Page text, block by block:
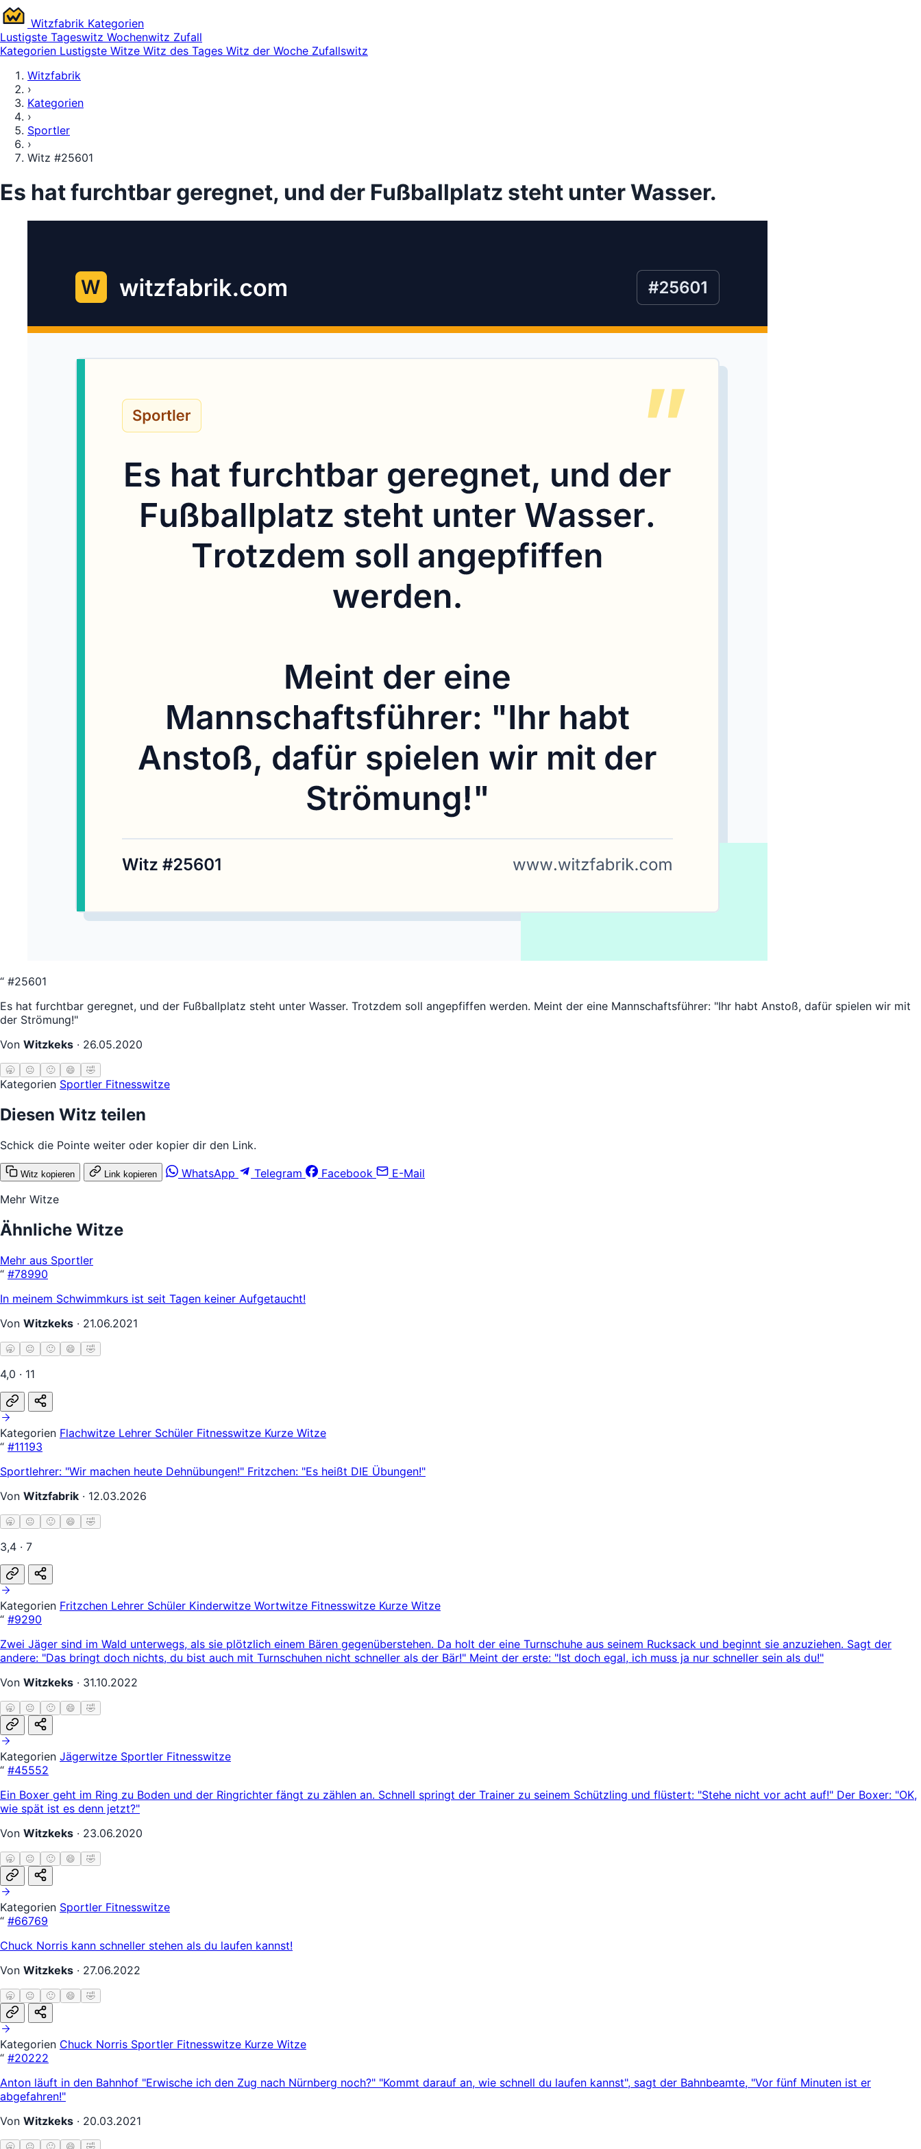
Witzfabrik Kategorien
Lustigste Tageswitz Wochenwitz Zufall
Kategorien Lustigste Witze Witz des Tages Witz der Woche Zufallswitz
Witzfabrik
›
Kategorien
›
Sportler
›
Witz #25601
Es hat furchtbar geregnet, und der Fußballplatz steht unter Wasser.
“ #25601
Es hat furchtbar geregnet, und der Fußballplatz steht unter Wasser. Trotzdem soll angepfiffen werden. Meint der eine Mannschaftsführer: "Ihr habt Anstoß, dafür spielen wir mit
der Strömung!"
Von Witzkeks · 26.05.2020
🥱 😐 🙂 😄 🤣
Kategorien Sportler Fitnesswitze
Diesen Witz teilen
Schick die Pointe weiter oder kopier dir den Link.
Witz kopieren Link kopieren WhatsApp Telegram Facebook
E-Mail
Mehr Witze
Ähnliche Witze
Mehr aus Sportler
“ #78990
In meinem Schwimmkurs ist seit Tagen keiner Aufgetaucht!
Von Witzkeks · 21.06.2021
🥱 😐 🙂 😄 🤣
4,0 · 11
Kategorien Flachwitze Lehrer Schüler Fitnesswitze Kurze Witze
“ #11193
Sportlehrer: "Wir machen heute Dehnübungen!" Fritzchen: "Es heißt DIE Übungen!"
Von Witzfabrik · 12.03.2026
🥱 😐 🙂 😄 🤣
3,4 · 7
Kategorien Fritzchen Lehrer Schüler Kinderwitze Wortwitze Fitnesswitze Kurze Witze
“ #9290
Zwei Jäger sind im Wald unterwegs, als sie plötzlich einem Bären gegenüberstehen. Da holt der eine Turnschuhe aus seinem Rucksack und beginnt sie anzuziehen. Sagt der
andere: "Das bringt doch nichts, du bist auch mit Turnschuhen nicht schneller als der Bär!" Meint der erste: "Ist doch egal, ich muss ja nur schneller sein als du!"
Von Witzkeks · 31.10.2022
🥱 😐 🙂 😄 🤣
Kategorien Jägerwitze Sportler Fitnesswitze
“ #45552
Ein Boxer geht im Ring zu Boden und der Ringrichter fängt zu zählen an. Schnell springt der Trainer zu seinem Schützling und flüstert: "Stehe nicht vor acht auf!" Der Boxer: "OK,
wie spät ist es denn jetzt?"
Von Witzkeks · 23.06.2020
🥱 😐 🙂 😄 🤣
Kategorien Sportler Fitnesswitze
“ #66769
Chuck Norris kann schneller stehen als du laufen kannst!
Von Witzkeks · 27.06.2022
🥱 😐 🙂 😄 🤣
Kategorien Chuck Norris Sportler Fitnesswitze Kurze Witze
“ #20222
Anton läuft in den Bahnhof "Erwische ich den Zug nach Nürnberg noch?" "Kommt darauf an, wie schnell du laufen kannst", sagt der Bahnbeamte, "Vor fünf Minuten ist er
abgefahren!"
Von Witzkeks · 20.03.2021
🥱 😐 🙂 😄 🤣